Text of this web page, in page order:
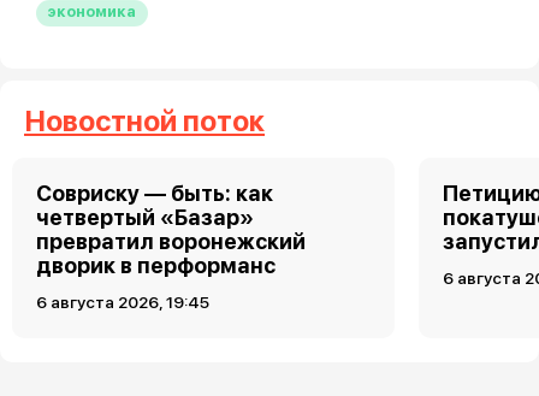
экономика
Новостной поток
Совриску — быть: как
четвертый «Базар»
превратил воронежский
дворик в перформанс
6 августа 2026, 19:45
6 августа